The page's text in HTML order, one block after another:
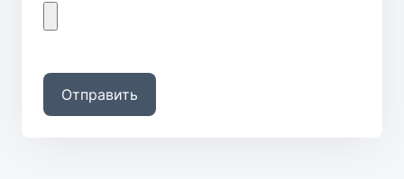
Отправить